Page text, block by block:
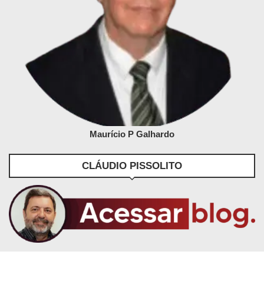
Maurício P Galhardo
CLÁUDIO PISSOLITO